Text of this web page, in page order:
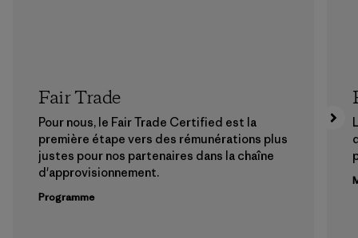
Fair Trade
Pour nous, le Fair Trade Certified est la
première étape vers des rémunérations plus
justes pour nos partenaires dans la chaîne
d'approvisionnement.
Programme